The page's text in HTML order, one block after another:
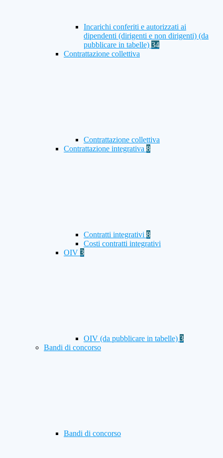
Incarichi conferiti e autorizzati ai
dipendenti (dirigenti e non dirigenti) (da
pubblicare in tabelle) 34
Contrattazione collettiva
Contrattazione collettiva
Contrattazione integrativa 8
Contratti integrativi 8
Costi contratti integrativi
OIV 3
OIV (da pubblicare in tabelle) 3
Bandi di concorso
Bandi di concorso